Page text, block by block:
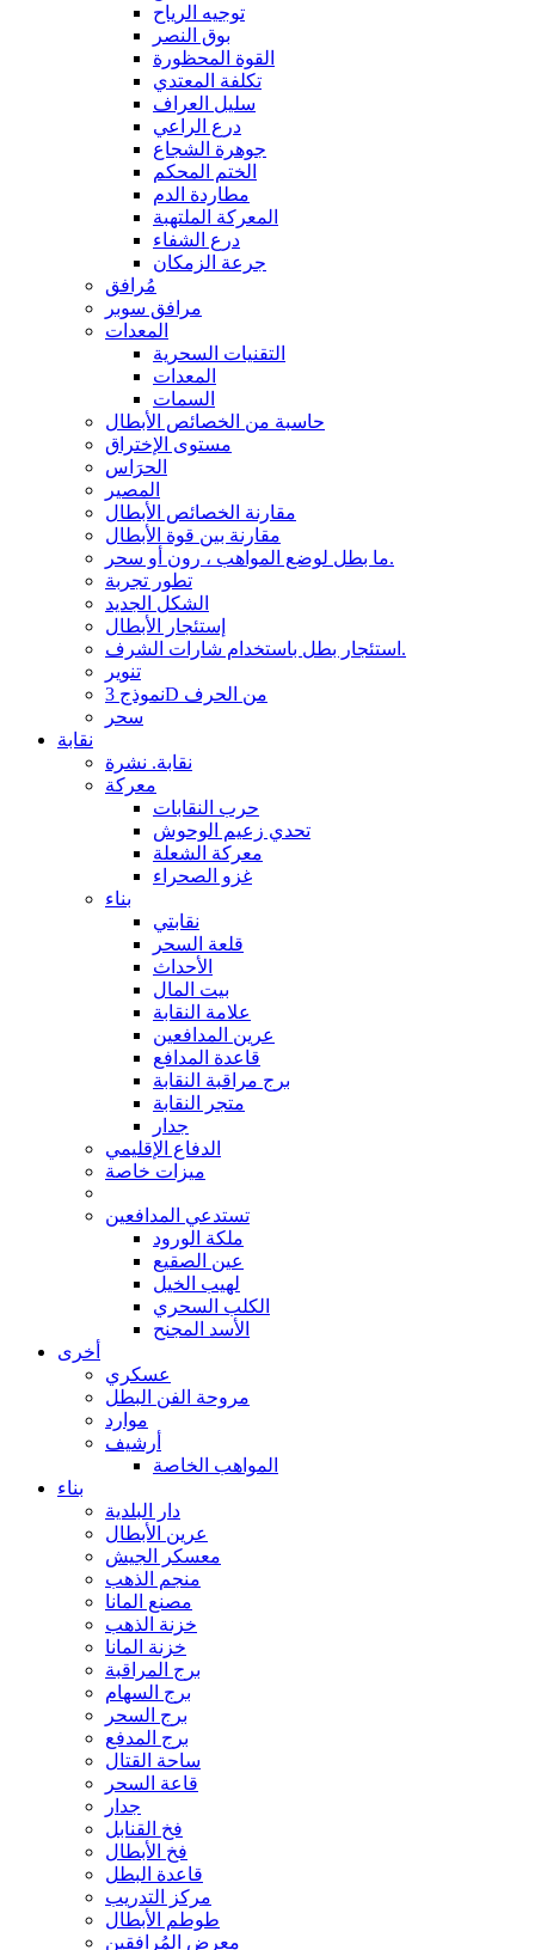
توجيه الرياح
بوق النصر
القوة المحظورة
تكلفة المعتدي
سليل العراف
درع الراعي
جوهرة الشجاع
الختم المحكم
مطاردة الدم
المعركة الملتهبة
درع الشفاء
جرعة الزمكان
مُرافق
مرافق سوبر
المعدات
التقنيات السحرية
المعدات
السمات
حاسبة من الخصائص الأبطال
مستوى الإختراق
الحرَاس
المصير
مقارنة الخصائص الأبطال
مقارنة بين قوة الأبطال
ما بطل لوضع المواهب ، رون أو سحر.
تطور تجربة
الشكل الجديد
إستئجار الأبطال
استئجار بطل باستخدام شارات الشرف.
تنوير
نموذج 3D من الحرف
سحر
نقابة
نقابة. نشرة
معركة
حرب النقابات
تحدي زعيم الوحوش
معركة الشعلة
غزو الصحراء
بناء
نقابتي
قلعة السحر
الأحداث
بيت المال
علامة النقابة
عرين المدافعين
قاعدة المدافع
برج مراقبة النقابة
متجر النقابة
جدار
الدفاع الإقليمي
ميزات خاصة
تستدعي المدافعين
ملكة الورود
عين الصقيع
لهيب الخيل
الكلب السحري
الأسد المجنح
أخرى
عسكري
مروحة الفن البطل
موارد
أرشيف
المواهب الخاصة
بناء
دار البلدية
عرين الأبطال
معسكر الجيش
منجم الذهب
مصنع المانا
خزنة الذهب
خزنة المانا
برج المراقبة
برج السهام
برج السحر
برج المدفع
ساحة القتال
قاعة السحر
جدار
فخ القنابل
فخ الأبطال
قاعدة البطل
مركز التدريب
طوطم الأبطال
معرض المُرافقين